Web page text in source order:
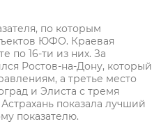
по которым
ЮФО. Краевая
по 16-ти из них. За
Ростов-на-Дону, который
а третье место
и Элиста с тремя
показала лучший
показателю.